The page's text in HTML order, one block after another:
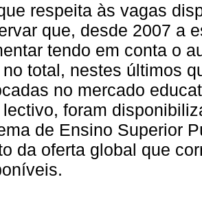
respeita às vagas
que, desde 2007 a
tendo em conta o
no total, nestes últimos
no mercado
lectivo, foram
de Ensino Superior
da oferta global que